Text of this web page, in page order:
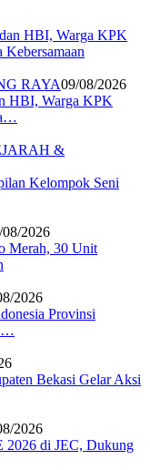
RAYA09/08/2026
HBI, Warga KPK
&
Kelompok Seni
08/2026
Merah, 30 Unit
2026
Provinsi
Bekasi Gelar Aksi
2026
di JEC, Dukung